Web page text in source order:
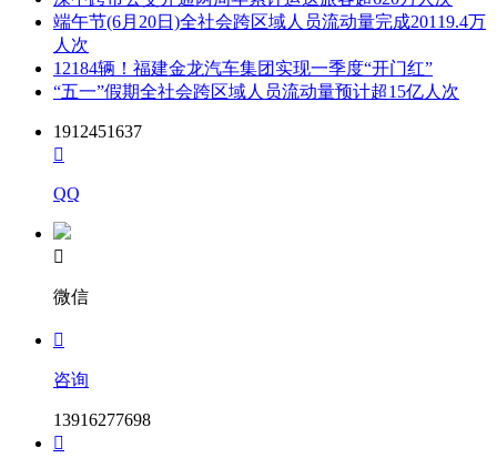
端午节(6月20日)全社会跨区域人员流动量完成20119.4万
人次
12184辆！福建金龙汽车集团实现一季度“开门红”
“五一”假期全社会跨区域人员流动量预计超15亿人次
1912451637

QQ

微信

咨询
13916277698
